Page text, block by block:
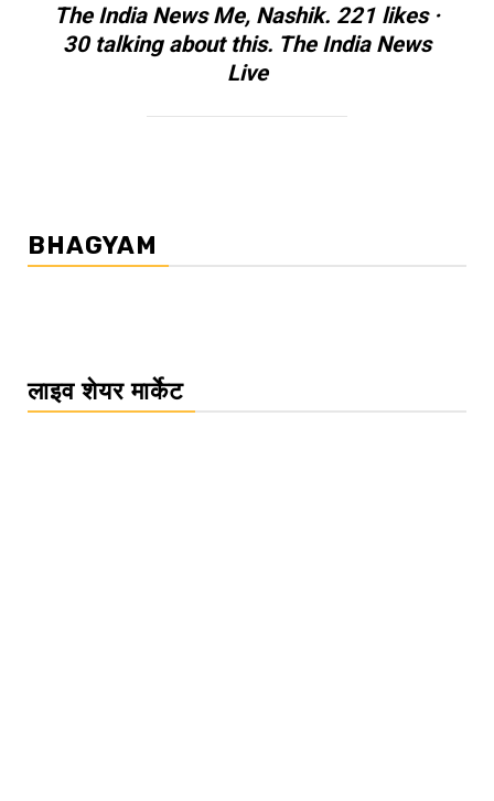
The India News Me, Nashik. 221 likes ·
30 talking about this. The India News
Live
BHAGYAM
लाइव शेयर मार्केट